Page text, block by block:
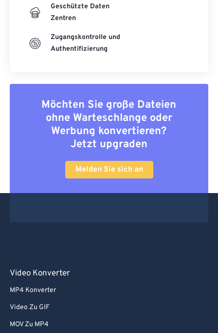
Geschützte Daten
Zentren
Zugangskontrolle und
Authentifizierung
Möchten Sie große Dateien
ohne Warteschlange oder
Werbung konvertieren?
Jetzt upgraden
Melden Sie sich an
Video Konverter
MP4 Konverter
Video Zu GIF
MOV Zu MP4